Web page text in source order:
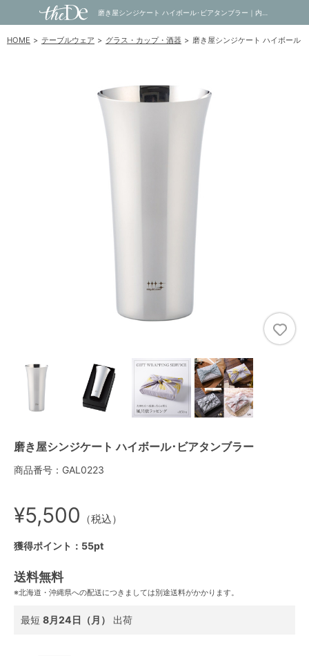
HOME テーブルウェア グラス・カップ・酒器 磨き屋シンジケート ハイボール･
磨き屋シンジケート ハイボール･ビアタンブラー
商品番号：GAL0223
¥5,500 （税込）
獲得ポイント：55pt
送料無料
※北海道・沖縄県への配送につきましては別途送料がかかります。
最短 8月24日（月） 出荷